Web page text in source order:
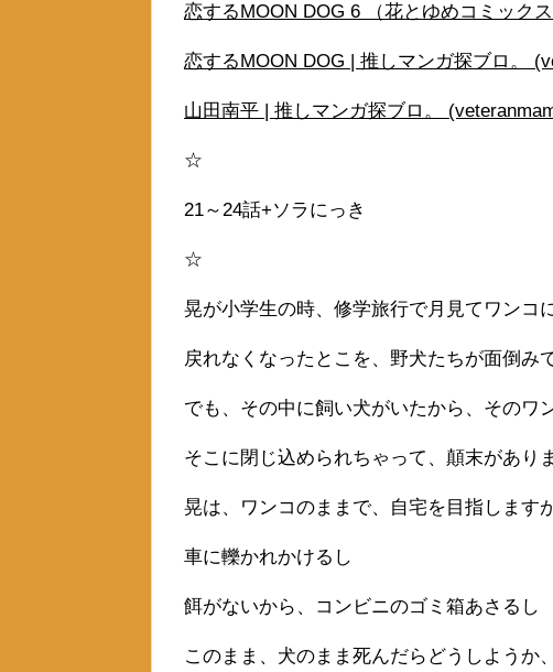
恋するMOON DOG 6 （花とゆめコミック
恋するMOON DOG | 推しマンガ探ブロ。
山田南平 | 推しマンガ探ブロ。
☆
21～24話+ソラにっき
☆
晃が小学生の時、修学旅行で月見てワンコ
戻れなくなったとこを、野犬たちが面倒み
でも、その中に飼い犬がいたから、そのワ
そこに閉じ込められちゃって、顛末があり
晃は、ワンコのままで、自宅を目指します
車に轢かれかけるし
餌がないから、コンビニのゴミ箱あさるし
このまま、犬のまま死んだらどうしようか